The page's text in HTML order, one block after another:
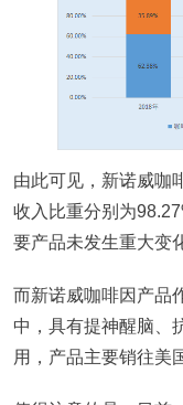
由此可见，新诺威咖
收入比重分别为
要产品未发生重大变
而新诺威咖啡因产品
中，具有提神醒脑、
用，产品主要销往美